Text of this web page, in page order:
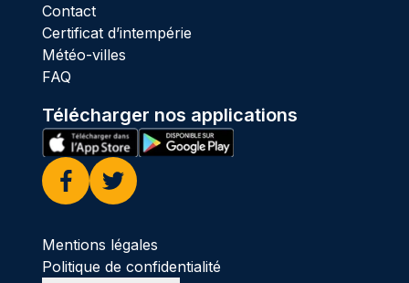
Contact
Certificat d’intempérie
Météo-villes
FAQ
Télécharger nos applications
Facebook
Twitter
Mentions légales
Politique de confidentialité